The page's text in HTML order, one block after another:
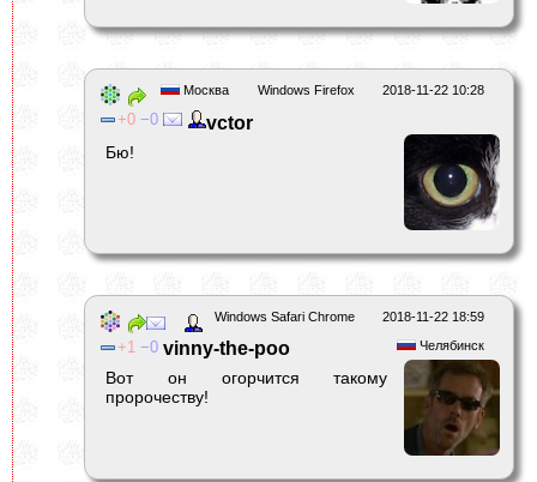
2018-11-22 10:28
Windows Firefox
Москва
0 0 vctor
Бю!
2018-11-22 18:59
Windows Safari Chrome
Челябинск
1 0 vinny-the-poo
Вот он огорчится такому
пророчеству!